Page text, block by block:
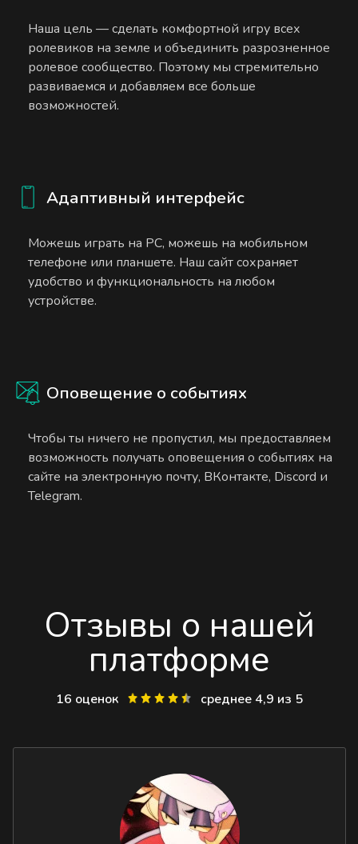
Наша цель — сделать комфортной игру всех
ролевиков на земле и объединить разрозненное
ролевое сообщество. Поэтому мы стремительно
развиваемся и добавляем все больше
возможностей.
Адаптивный интерфейс
Можешь играть на PC, можешь на мобильном
телефоне или планшете. Наш сайт сохраняет
удобство и функциональность на любом
устройстве.
Оповещение о событиях
Чтобы ты ничего не пропустил, мы предоставляем
возможность получать оповещения о событиях на
сайте на электронную почту, ВКонтакте, Discord и
Telegram.
Отзывы о нашей
платформе
16 оценок среднее 4,9 из 5